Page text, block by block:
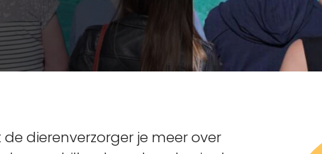
dierenverzorger je meer over